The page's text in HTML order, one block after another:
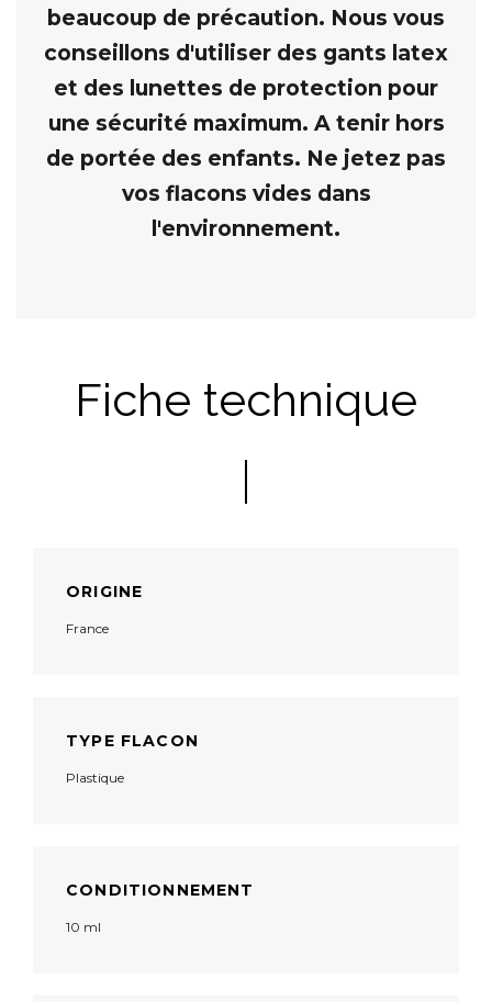
beaucoup de précaution. Nous vous
conseillons d'utiliser des gants latex
et des lunettes de protection pour
une sécurité maximum. A tenir hors
de portée des enfants. Ne jetez pas
vos flacons vides dans
l'environnement.
Fiche technique
ORIGINE
France
TYPE FLACON
Plastique
CONDITIONNEMENT
10 ml